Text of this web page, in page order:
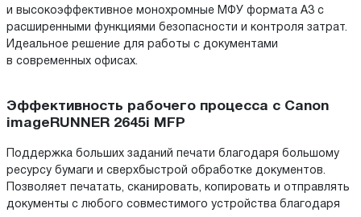
и высокоэффективное монохромные МФУ формата A3 с
расширенными функциями безопасности и контроля затрат.
Идеальное решение для работы с документами
в современных офисах.
Эффективность рабочего процесса c Canon
imageRUNNER 2645i MFP
Поддержка больших заданий печати благодаря большому
ресурсу бумаги и сверхбыстрой обработке документов.
Позволяет печатать, сканировать, копировать и отправлять
документы с любого совместимого устройства благодаря